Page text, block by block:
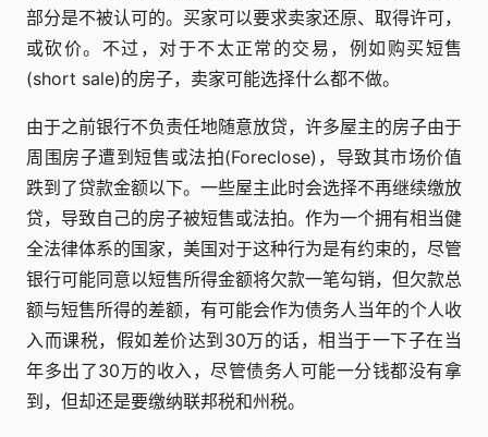
部分是不被认可的。买家可以要求卖家还原、取得许可，
或砍价。不过，对于不太正常的交易，例如购买短售
(short sale)的房子，卖家可能选择什么都不做。
由于之前银行不负责任地随意放贷，许多屋主的房子由于
周围房子遭到短售或法拍(Foreclose)，导致其市场价值
跌到了贷款金额以下。一些屋主此时会选择不再继续缴放
贷，导致自己的房子被短售或法拍。作为一个拥有相当健
全法律体系的国家，美国对于这种行为是有约束的，尽管
银行可能同意以短售所得金额将欠款一笔勾销，但欠款总
额与短售所得的差额，有可能会作为债务人当年的个人收
入而课税，假如差价达到30万的话，相当于一下子在当
年多出了30万的收入，尽管债务人可能一分钱都没有拿
到，但却还是要缴纳联邦税和州税。